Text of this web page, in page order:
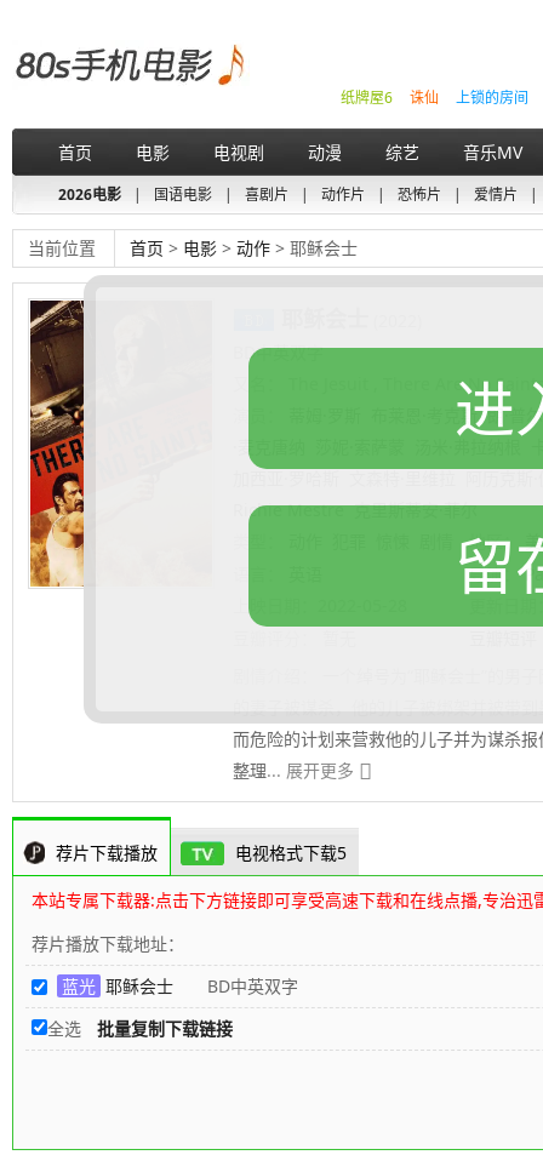
上锁的房间
诛仙
纸牌屋6
首页 电影 电视剧 动漫 综艺 音乐MV
2026电影 | 国语电影 | 喜剧片 | 动作片 | 恐怖片 | 爱情片 |
当前位置 首页 > 电影 > 动作 > 耶稣会士
BD中英双字
The Jesuit , There Are No
布莱恩·考克斯 朗·普
Richie Mestre 克里斯蒂安·菲尔
地区：
导演：
上映日期：
而危险的计划来营救他的儿子并为谋杀报
整理
.......... 展开更多
荐片下载播放 电视格式下载5
本站专属下载器:点击下方链接即可享受高速下载和在线点播,专治迅
荐片播放下载地址：
蓝光 耶稣会士 BD中英双字
全选
批量复制下载链接
进
留